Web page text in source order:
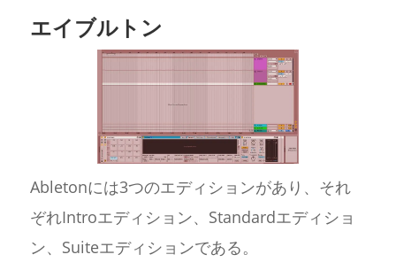
エイブルトン
Abletonには3つのエディションがあり、それ
ぞれIntroエディション、Standardエディショ
ン、Suiteエディションである。